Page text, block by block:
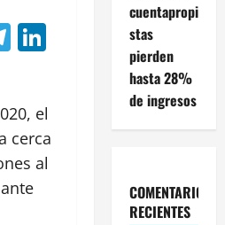
Telegram
LinkedIn
el
cerca
al
cuentapropi
stas
pierden
hasta 28%
de ingresos
COMENTARIOS
RECIENTES